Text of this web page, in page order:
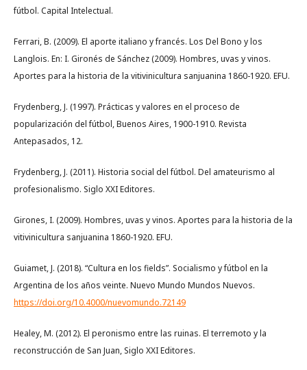
fútbol. Capital Intelectual.
Ferrari, B. (2009). El aporte italiano y francés. Los Del Bono y los
Langlois. En: I. Gironés de Sánchez (2009). Hombres, uvas y vinos.
Aportes para la historia de la vitivinicultura sanjuanina 1860-1920. EFU.
Frydenberg, J. (1997). Prácticas y valores en el proceso de
popularización del fútbol, Buenos Aires, 1900-1910. Revista
Antepasados, 12.
Frydenberg, J. (2011). Historia social del fútbol. Del amateurismo al
profesionalismo. Siglo XXI Editores.
Girones, I. (2009). Hombres, uvas y vinos. Aportes para la historia de la
vitivinicultura sanjuanina 1860-1920. EFU.
Guiamet, J. (2018). “Cultura en los fields”. Socialismo y fútbol en la
Argentina de los años veinte. Nuevo Mundo Mundos Nuevos.
https://doi.org/10.4000/nuevomundo.72149
Healey, M. (2012). El peronismo entre las ruinas. El terremoto y la
reconstrucción de San Juan, Siglo XXI Editores.